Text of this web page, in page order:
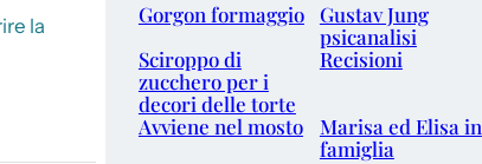
la
Gorgon formaggio Gustav Jung
psicanalisi
Sciroppo di
zucchero per i
decori delle torte
Recisioni
Avviene nel mosto
Marisa ed Elisa in
famiglia